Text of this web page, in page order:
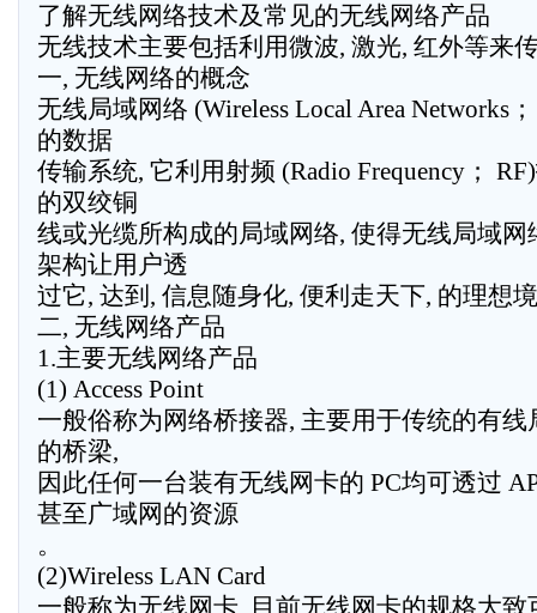
了解无线网络技术及常见的无线网络产品
无线技术主要包括利用微波, 激光, 红外等来
一, 无线网络的概念
无线局域网络 (Wireless Local Area Networks
的数据
传输系统, 它利用射频 (Radio Frequency；
的双绞铜
线或光缆所构成的局域网络, 使得无线局域
架构让用户透
过它, 达到, 信息随身化, 便利走天下, 的理想
二, 无线网络产品
1.主要无线网络产品
(1) Access Point
一般俗称为网络桥接器, 主要用于传统的有
的桥梁,
因此任何一台装有无线网卡的 PC均可透过
甚至广域网的资源
。
(2)Wireless LAN Card
一般称为无线网卡, 目前无线网卡的规格大致